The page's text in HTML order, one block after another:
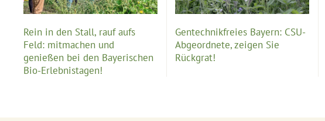
Rein in den Stall, rauf aufs
Feld: mitmachen und
genießen bei den Bayerischen
Bio-Erlebnistagen!
Gentechnikfreies Bayern: CSU-
Abgeordnete, zeigen Sie
Rückgrat!